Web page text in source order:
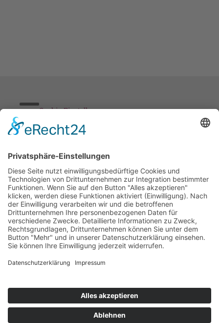
Cookie-Einstellungen
Stickereien & Textilien GmbH| Alle Rechte vorbehalten